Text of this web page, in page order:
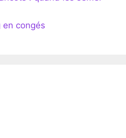
en congés